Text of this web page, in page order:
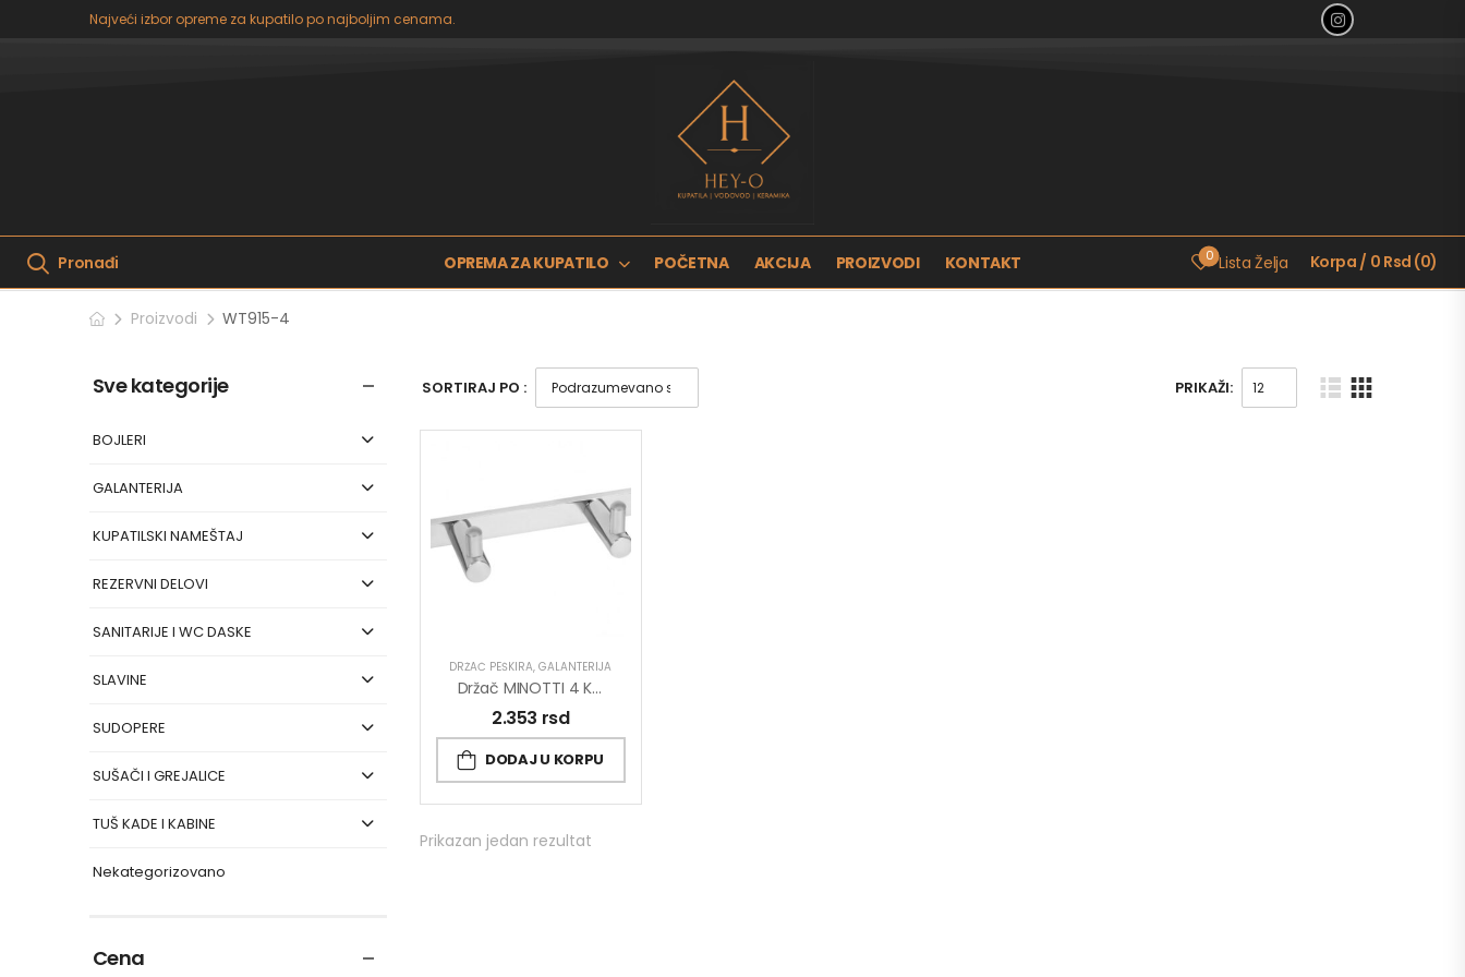
Najveći izbor opreme za kupatilo po najboljim cenama.
Pronađi OPREMA ZA KUPATILO POČETNA AKCIJA PROIZVODI KONTAKT 0 Lista Želja Korpa / 0 Rsd (0)
Proizvodi WT915-4
Sve kategorije
BOJLERI
GALANTERIJA
KUPATILSKI NAMEŠTAJ
REZERVNI DELOVI
SANITARIJE I WC DASKE
SLAVINE
SUDOPERE
SUŠAČI I GREJALICE
TUŠ KADE I KABINE
Nekategorizovano
Cena
SORTIRAJ PO : PRIKAŽI:
DRŽAČ PEŠKIRA,GALANTERIJA
Držač MINOTTI 4 Kuke Fiksni Mesing
2.353 rsd
DODAJ U KORPU
Prikazan jedan rezultat